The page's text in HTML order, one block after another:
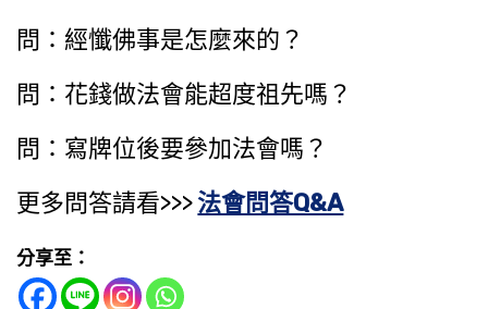
問：經懺佛事是怎麼來的？
問：花錢做法會能​超度祖先​嗎？
問：寫牌位後要參加法會嗎？
更多問答請看>>>法會問答Q&A
分享至：